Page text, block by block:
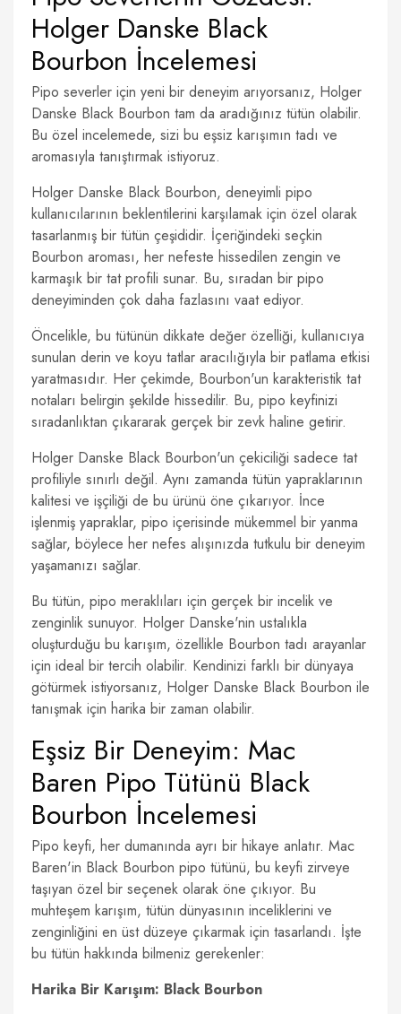
Holger Danske Black
Bourbon İncelemesi
Pipo severler için yeni bir deneyim arıyorsanız, Holger
Danske Black Bourbon tam da aradığınız tütün olabilir.
Bu özel incelemede, sizi bu eşsiz karışımın tadı ve
aromasıyla tanıştırmak istiyoruz.
Holger Danske Black Bourbon, deneyimli pipo
kullanıcılarının beklentilerini karşılamak için özel olarak
tasarlanmış bir tütün çeşididir. İçeriğindeki seçkin
Bourbon aroması, her nefeste hissedilen zengin ve
karmaşık bir tat profili sunar. Bu, sıradan bir pipo
deneyiminden çok daha fazlasını vaat ediyor.
Öncelikle, bu tütünün dikkate değer özelliği, kullanıcıya
sunulan derin ve koyu tatlar aracılığıyla bir patlama etkisi
yaratmasıdır. Her çekimde, Bourbon'un karakteristik tat
notaları belirgin şekilde hissedilir. Bu, pipo keyfinizi
sıradanlıktan çıkararak gerçek bir zevk haline getirir.
Holger Danske Black Bourbon'un çekiciliği sadece tat
profiliyle sınırlı değil. Aynı zamanda tütün yapraklarının
kalitesi ve işçiliği de bu ürünü öne çıkarıyor. İnce
işlenmiş yapraklar, pipo içerisinde mükemmel bir yanma
sağlar, böylece her nefes alışınızda tutkulu bir deneyim
yaşamanızı sağlar.
Bu tütün, pipo meraklıları için gerçek bir incelik ve
zenginlik sunuyor. Holger Danske'nin ustalıkla
oluşturduğu bu karışım, özellikle Bourbon tadı arayanlar
için ideal bir tercih olabilir. Kendinizi farklı bir dünyaya
götürmek istiyorsanız, Holger Danske Black Bourbon ile
tanışmak için harika bir zaman olabilir.
Eşsiz Bir Deneyim: Mac
Baren Pipo Tütünü Black
Bourbon İncelemesi
Pipo keyfi, her dumanında ayrı bir hikaye anlatır. Mac
Baren'in Black Bourbon pipo tütünü, bu keyfi zirveye
taşıyan özel bir seçenek olarak öne çıkıyor. Bu
muhteşem karışım, tütün dünyasının inceliklerini ve
zenginliğini en üst düzeye çıkarmak için tasarlandı. İşte
bu tütün hakkında bilmeniz gerekenler:
Harika Bir Karışım: Black Bourbon